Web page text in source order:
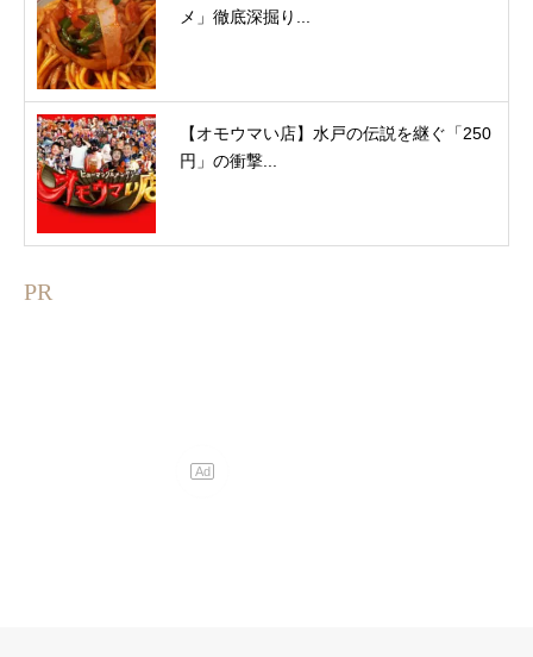
メ」徹底深掘り...
【オモウマい店】水戸の伝説を継ぐ「250
円」の衝撃...
PR